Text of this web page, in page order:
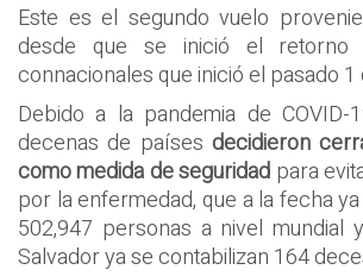
Este es el segundo vuelo
desde que se inició el retorno
connacionales que inició el pasado 1
Debido a la pandemia de COVID-
decenas de países decidieron
como medida de seguridad para
por la enfermedad, que a la fecha
502,947 personas a nivel mundial
Salvador ya se contabilizan 164